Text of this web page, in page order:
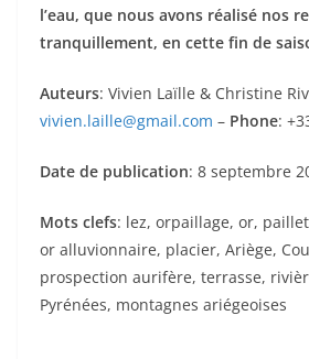
l’eau, que nous avons réalisé nos
tranquillement, en cette fin de
Auteurs: Vivien Laïlle & Christine
vivien.laille@gmail.com – Phone:
Date de publication: 8 septembre
Mots clefs: lez, orpaillage, or,
or alluvionnaire, placier, Ariège,
prospection aurifère, terrasse,
Pyrénées, montagnes ariégeoises